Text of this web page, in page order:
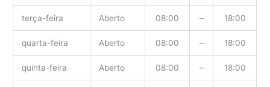
terça-feira Aberto 08:00 – 18:00
quarta-feira Aberto 08:00 – 18:00
quinta-feira Aberto 08:00 – 18:00